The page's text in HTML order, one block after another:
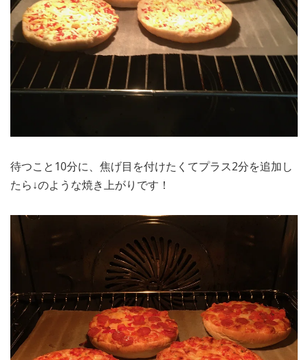
待つこと10分に、焦げ目を付けたくてプラス2分を追加し
たら↓のような焼き上がりです！